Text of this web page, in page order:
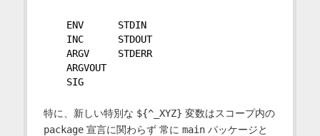
ENV      STDIN
INC      STDOUT
ARGV     STDERR
ARGVOUT
SIG
特に、新しい特別な ${^_XYZ} 変数はスコープ内の
package宣言に関わらず 常に mainパッケージと